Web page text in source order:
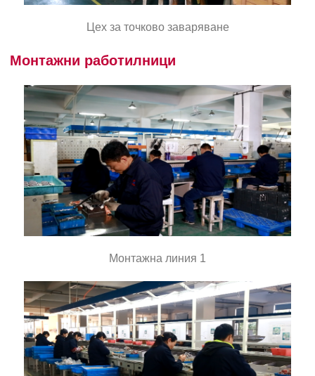
Цех за точково заваряване
Монтажни работилници
Монтажна линия 1